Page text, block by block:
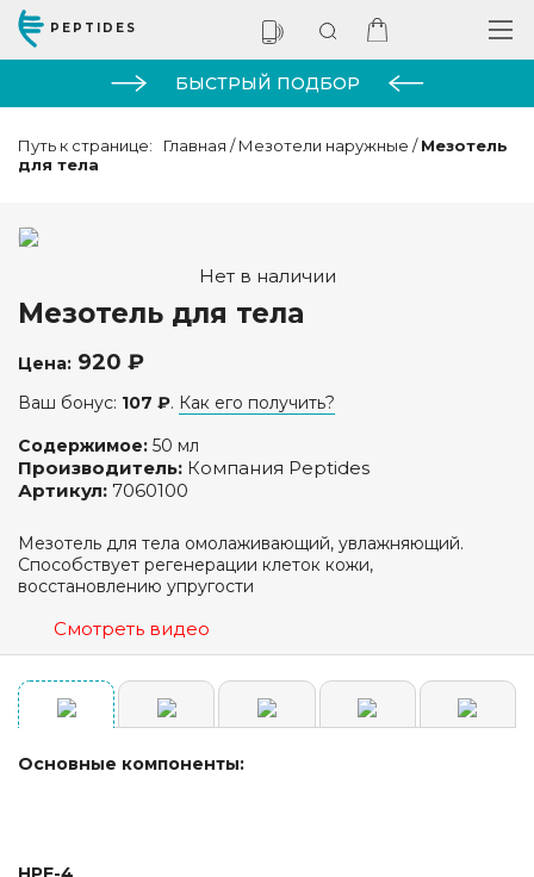
PEPTIDES
БЫСТРЫЙ ПОДБОР
Путь к странице: Главная / Мезотели наружные / Мезотель
для тела
Нет в наличии
Мезотель для тела
Цена: 920 ₽
Ваш бонус: 107 ₽. Как его получить?
Содержимое: 50 мл
Производитель: Компания Peptides
Артикул: 7060100
Мезотель для тела омолаживающий, увлажняющий.
Способствует регенерации клеток кожи,
восстановлению упругости
Смотреть видео
Основные компоненты: